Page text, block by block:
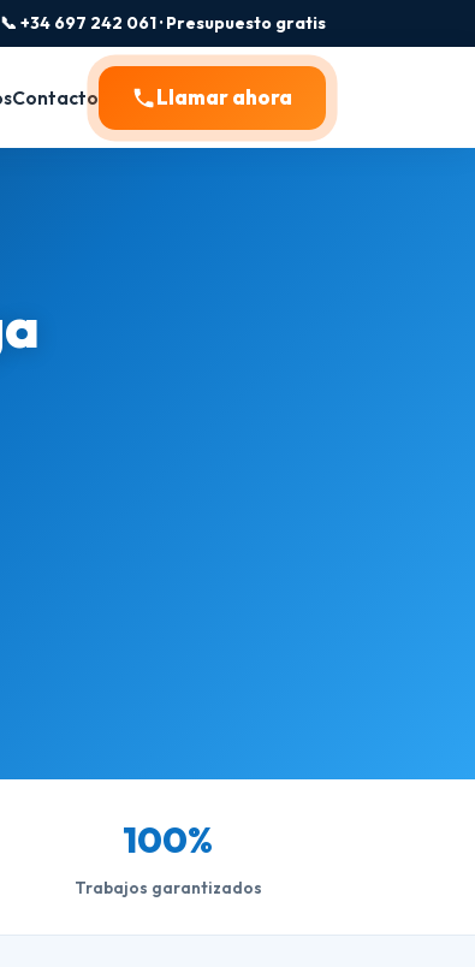
📞 +34 697 242 061 · Presupuesto gratis
Contacto Llamar ahora
100%
Trabajos garantizados